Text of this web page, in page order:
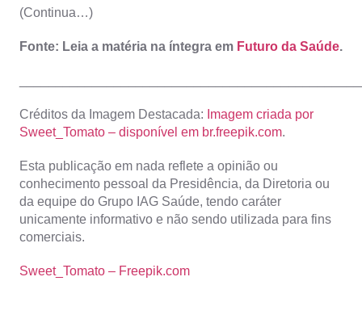
(Continua…)
Fonte: Leia a matéria na íntegra em Futuro da Saúde.
Créditos da Imagem Destacada: Imagem criada por
Sweet_Tomato – disponível em br.freepik.com.
Esta publicação em nada reflete a opinião ou
conhecimento pessoal da Presidência, da Diretoria ou
da equipe do Grupo IAG Saúde, tendo caráter
unicamente informativo e não sendo utilizada para fins
comerciais.
Sweet_Tomato – Freepik.com